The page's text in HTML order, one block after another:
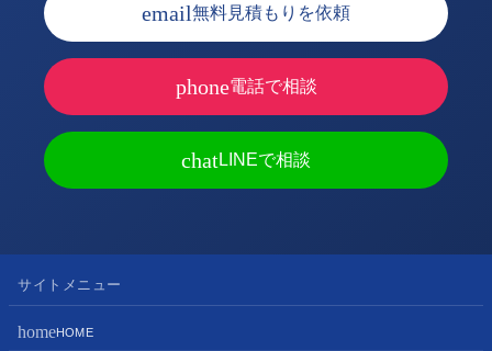
email無料見積もりを依頼
phone電話で相談
chatLINEで相談
サイトメニュー
homeHOME